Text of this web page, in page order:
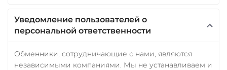
Zcash (ZEC)
Уведомление пользователей о
персональной ответственности
Обменники, сотрудничающие с нами, являются
независимыми компаниями. Мы не устанавливаем и